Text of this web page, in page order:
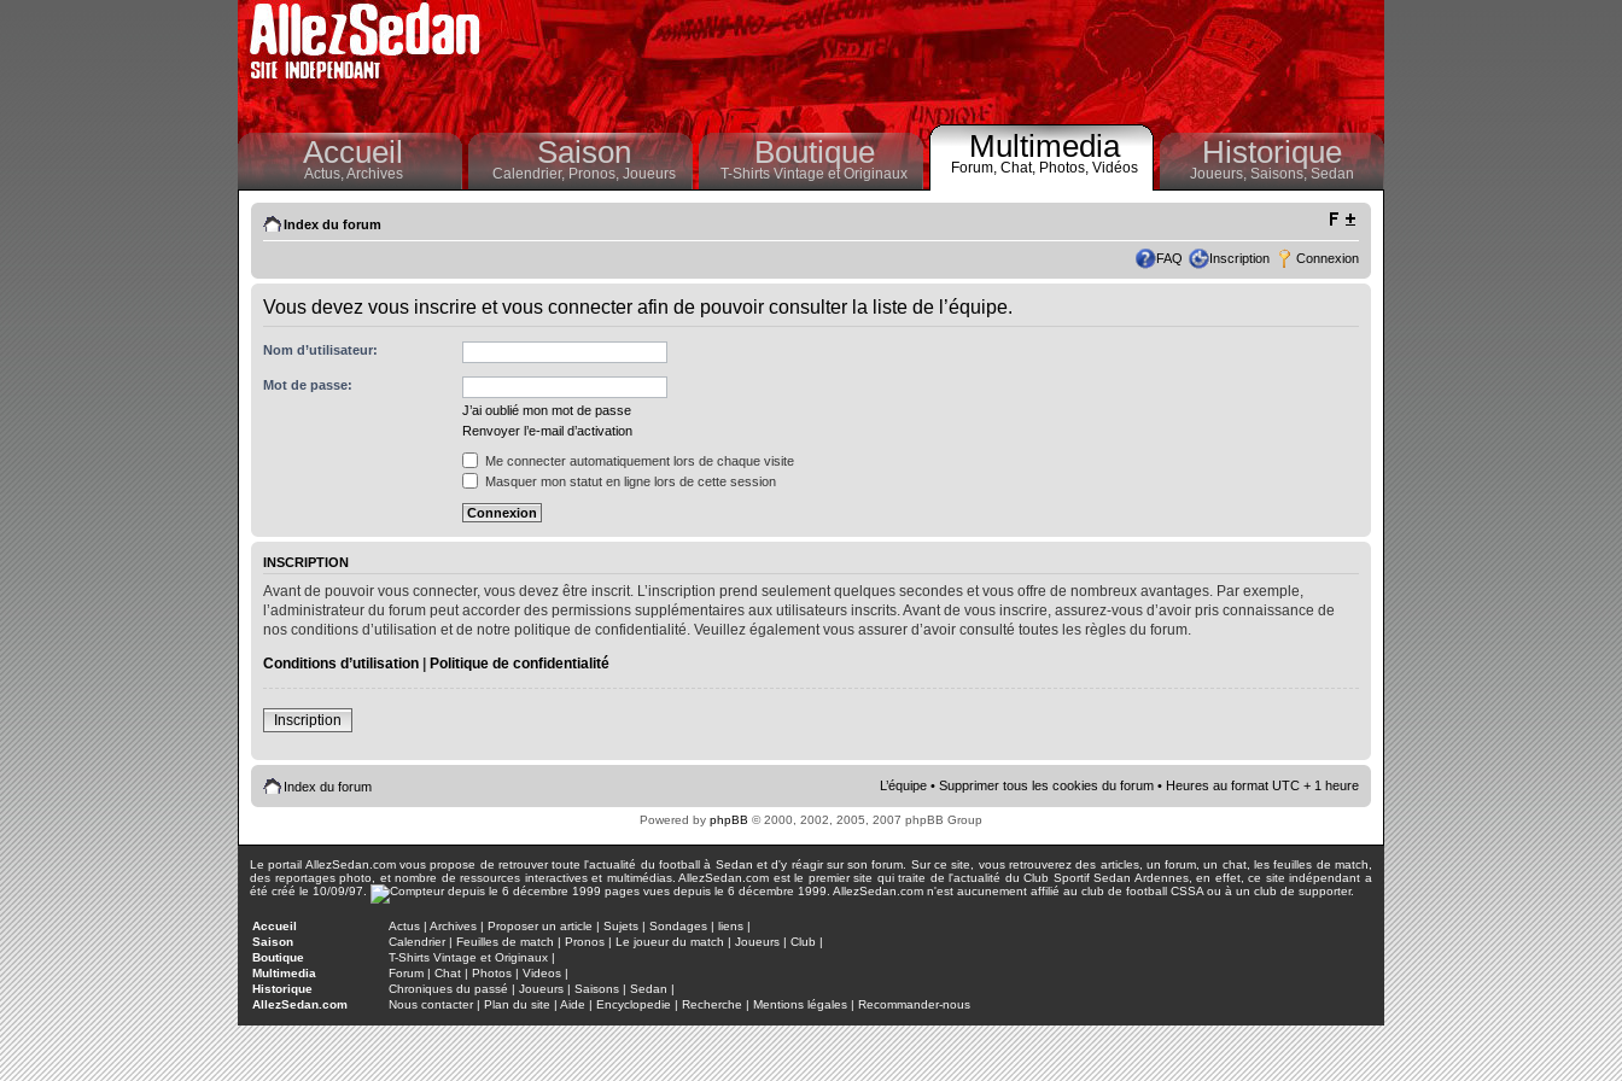
Accueil
Actus,Archives
Saison
Calendrier,Pronos, Joueurs
Boutique
T-Shirts Vintage et Originaux
Multimedia
Forum, Chat, Photos, Vidéos Historique
Joueurs, Saisons,Sedan
Index du forum
FAQ Inscription Connexion
Vous devez vous inscrire et vous connecter afin de pouvoir consulter la liste de l’équipe.
Nom d’utilisateur:
Mot de passe:
J’ai oublié mon mot de passe
Renvoyer l’e-mail d’activation
Me connecter automatiquement lors de chaque visite
Masquer mon statut en ligne lors de cette session
INSCRIPTION
Avant de pouvoir vous connecter, vous devez être inscrit. L’inscription prend seulement quelques secondes et vous offre de nombreux avantages. Par exemple,
l’administrateur du forum peut accorder des permissions supplémentaires aux utilisateurs inscrits. Avant de vous inscrire, assurez-vous d’avoir pris connaissance de
nos conditions d’utilisation et de notre politique de confidentialité. Veuillez également vous assurer d’avoir consulté toutes les règles du forum.
Conditions d’utilisation | Politique de confidentialité
Inscription
Index du forum L’équipe • Supprimer tous les cookies du forum • Heures au format UTC + 1 heure
Powered by phpBB © 2000, 2002, 2005, 2007 phpBB Group
Le portail AllezSedan.com vous propose de retrouver toute l'actualité du football à Sedan et d'y réagir sur son forum. Sur ce site, vous retrouverez des articles, un forum, un chat, les feuilles de match,
des reportages photo, et nombre de ressources interactives et multimédias. AllezSedan.com est le premier site qui traite de l'actualité du Club Sportif Sedan Ardennes, en effet, ce site indépendant a
été créé le 10/09/97.
pages vues depuis le 6 décembre 1999. AllezSedan.com n'est aucunement affilié au club de football CSSA ou à un club de supporter.
Accueil Actus | Archives | Proposer un article | Sujets | Sondages | liens |
Saison
Calendrier| Feuilles de match | Pronos | Le joueur du match | Joueurs | Club |
Boutique
T-Shirts Vintage et Originaux |
Multimedia
Forum | Chat | Photos | Videos |
Historique
Chroniques du passé | Joueurs | Saisons | Sedan |
AllezSedan.com
Nous contacter| Plan du site | Aide | Encyclopedie | Recherche | Mentions légales | Recommander-nous